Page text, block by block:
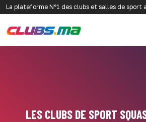
La plateforme N°1 des clubs et salles de sport
LES CLUBS DE SPORT